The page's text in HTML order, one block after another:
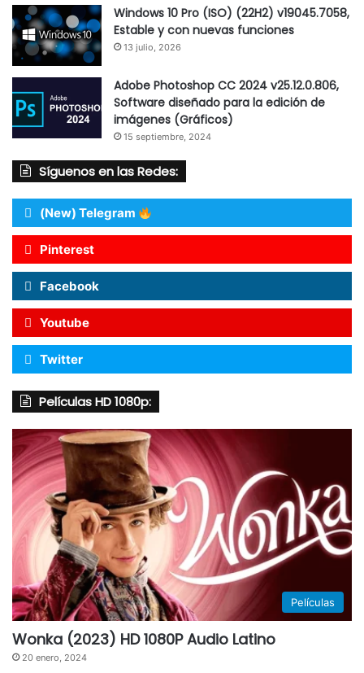
Windows 10 Pro (ISO) (22H2) v19045.7058,
Estable y con nuevas funciones
13 julio, 2026
Adobe Photoshop CC 2024 v25.12.0.806,
Software diseñado para la edición de
imágenes (Gráficos)
15 septiembre, 2024
Síguenos en las Redes:
(New) Telegram
Pinterest
Facebook
Youtube
Twitter
Películas HD 1080p:
Películas
Wonka (2023) HD 1080P Audio Latino
20 enero, 2024